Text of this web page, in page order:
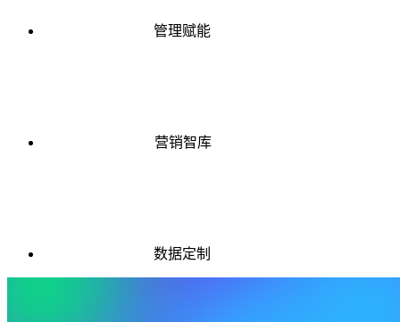
管理赋能
营销智库
数据定制